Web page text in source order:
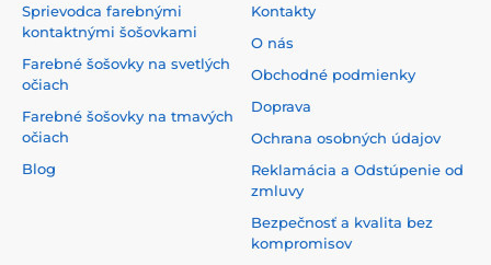
Sprievodca farebnými
kontaktnými šošovkami
Farebné šošovky na svetlých
očiach
Farebné šošovky na tmavých
očiach
Blog
Kontakty
O nás
Obchodné podmienky
Doprava
Ochrana osobných údajov
Reklamácia a Odstúpenie od
zmluvy
Bezpečnosť a kvalita bez
kompromisov